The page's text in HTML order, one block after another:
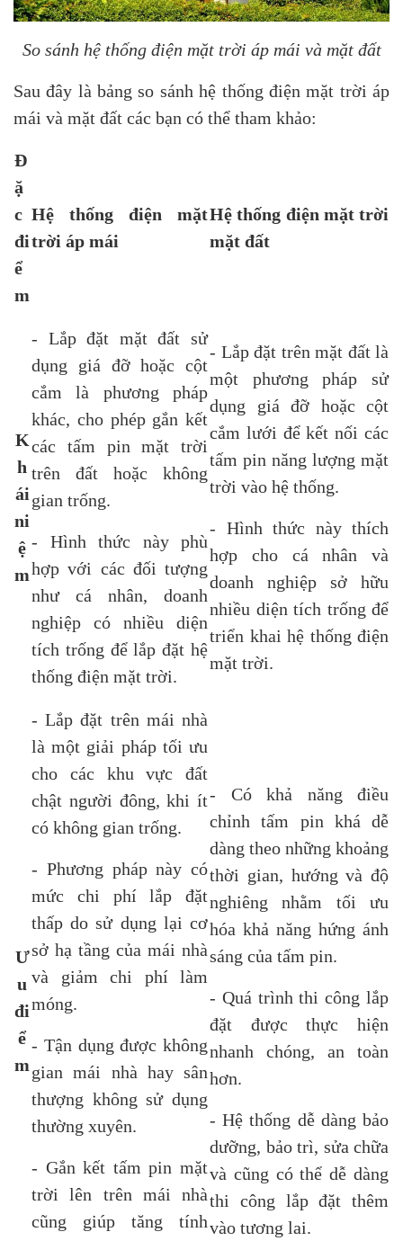
So sánh hệ thống điện mặt trời áp mái và mặt đất
Sau đây là bảng so sánh hệ thống điện mặt trời áp
mái và mặt đất các bạn có thể tham khảo:
Đ
ặ
c
đi
ể
m
Hệ thống điện mặt
trời áp mái
Hệ thống điện mặt trời
mặt đất
K
h
ái
ni
ệ
m
- Lắp đặt mặt đất sử
dụng giá đỡ hoặc cột
cắm là phương pháp
khác, cho phép gắn kết
các tấm pin mặt trời
trên đất hoặc không
gian trống.
- Hình thức này phù
hợp với các đối tượng
như cá nhân, doanh
nghiệp có nhiều diện
tích trống để lắp đặt hệ
thống điện mặt trời.
- Lắp đặt trên mặt đất là
một phương pháp sử
dụng giá đỡ hoặc cột
cắm lưới để kết nối các
tấm pin năng lượng mặt
trời vào hệ thống.
- Hình thức này thích
hợp cho cá nhân và
doanh nghiệp sở hữu
nhiều diện tích trống để
triển khai hệ thống điện
mặt trời.
Ư
u
đi
ể
m
- Lắp đặt trên mái nhà
là một giải pháp tối ưu
cho các khu vực đất
chật người đông, khi ít
có không gian trống.
- Phương pháp này có
mức chi phí lắp đặt
thấp do sử dụng lại cơ
sở hạ tầng của mái nhà
và giảm chi phí làm
móng.
- Tận dụng được không
gian mái nhà hay sân
thượng không sử dụng
thường xuyên.
- Gắn kết tấm pin mặt
trời lên trên mái nhà
cũng giúp tăng tính
- Có khả năng điều
chỉnh tấm pin khá dễ
dàng theo những khoảng
thời gian, hướng và độ
nghiêng nhằm tối ưu
hóa khả năng hứng ánh
sáng của tấm pin.
- Quá trình thi công lắp
đặt được thực hiện
nhanh chóng, an toàn
hơn.
- Hệ thống dễ dàng bảo
dưỡng, bảo trì, sửa chữa
và cũng có thể dễ dàng
thi công lắp đặt thêm
vào tương lai.